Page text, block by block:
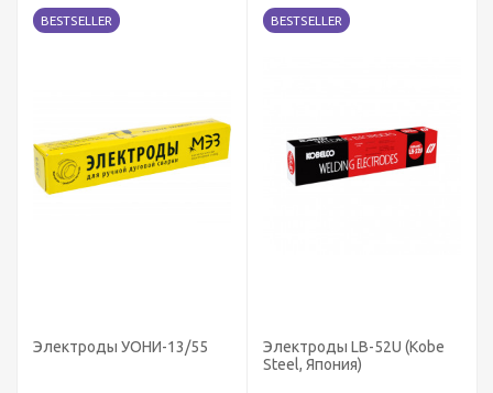
BESTSELLER
Электроды УОНИ-13/55
BESTSELLER
Электроды LB-52U (Kobe
Steel, Япония)